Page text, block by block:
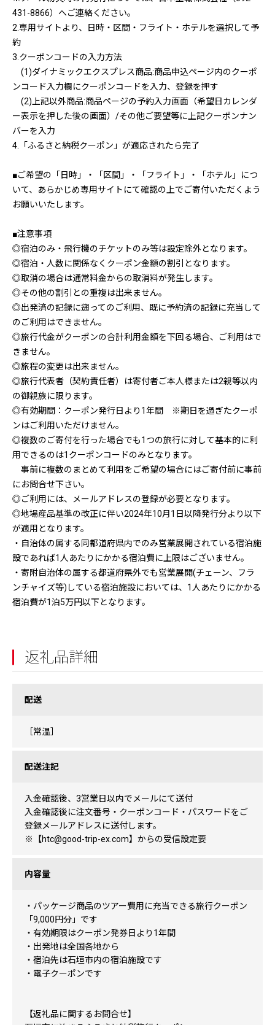
431-8866）へご連絡ください。
2.専用サイトより、日時・区間・フライト・ホテルを選択して予
約
3.クーポンコードの入力方法
(1)ダイナミックエクスプレス商品:商品申込ページ内のクーポ
ンコード入力欄にクーポンコードを入力、登録を押す
(2)上記以外商品:商品ページの予約入力画面（希望日カレンダ
ー表示を押した後の画面）/その他ご要望等に上記クーポンナン
バーを入力
4.「ふるさと納税クーポン」が適応されたら完了
■ご希望の「日時」・「区間」・「フライト」・「ホテル」につ
いて、あらかじめ専用サイトにて確認の上でご寄付いただくよう
お願いいたします。
■注意事項
◎宿泊のみ・飛行機のチケットのみ等は設定除外となります。
◎宿泊・人数に関係なくクーポン金額の割引となります。
◎取消の場合は通常料金からの取消料が発生します。
◎その他の割引との重複は出来ません。
◎出発済の記録に遡ってのご利用、既に予約済の記録に充当して
のご利用はできません。
◎旅行代金がクーポンの合計利用金額を下回る場合、ご利用はで
きません。
◎旅程の変更は出来ません。
◎旅行代表者（契約責任者）は寄付者ご本人様または2親等以内
の御親族に限ります。
◎有効期間：クーポン発行日より1年間 ※期日を過ぎたクーポ
ンはご利用いただけません。
◎複数のご寄付を行った場合でも1つの旅行に対して基本的に利
用できるのは1クーポンコードのみとなります。
事前に複数のまとめて利用をご希望の場合にはご寄付前に事前
にお問合せ下さい。
◎ご利用には、メールアドレスの登録が必要となります。
◎地場産品基準の改正に伴い2024年10月1日以降発行分より以下
が適用となります。
・自治体の属する同都道府県内でのみ営業展開されている宿泊施
設であれば1人あたりにかかる宿泊費に上限はございません。
・寄附自治体の属する都道府県外でも営業展開(チェーン、フラ
ンチャイズ等)している宿泊施設においては、1人あたりにかかる
宿泊費が1泊5万円以下となります。
返礼品詳細
配送
［常温］
配送注記
入金確認後、3営業日以内でメールにて送付
入金確認後に注文番号・クーポンコード・パスワードをご
登録メールアドレスに送付します。
※【htc@good-trip-ex.com】からの受信設定要
内容量
・パッケージ商品のツアー費用に充当できる旅行クーポン
「9,000円分」です
・有効期限はクーポン発券日より1年間
・出発地は全国各地から
・宿泊先は石垣市内の宿泊施設です
・電子クーポンです
【返礼品に関するお問合せ】